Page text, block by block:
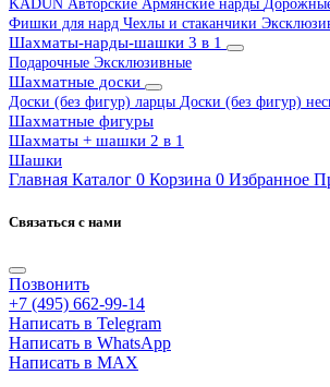
KADUN Авторские Армянские нарды
Фишки для нард Чехлы и стаканчики
Шахматы-нарды-шашки 3 в 1
Подарочные Эксклюзивные
Шахматные доски
Доски (без фигур) ларцы Доски (без фигур)
Шахматные фигуры
Шахматы + шашки 2 в 1
Шашки
Главная Каталог 0 Корзина 0 Избранное
Связаться с нами
Позвонить
+7 (495) 662-99-14
Написать в Telegram
Написать в WhatsApp
Написать в MAX